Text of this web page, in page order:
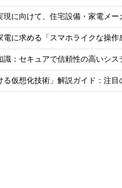
に向けて、住宅設備・家電メー
電に求める「スマホライクな操作
：セキュアで信頼性の高いシス
る仮想化技術」解説ガイド：注